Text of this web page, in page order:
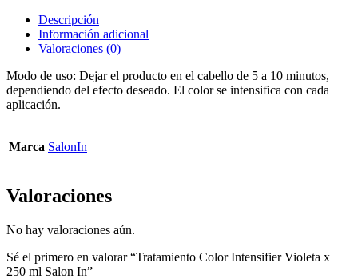
Descripción
Información adicional
Valoraciones (0)
Modo de uso: Dejar el producto en el cabello de 5 a 10 minutos,
dependiendo del efecto deseado. El color se intensifica con cada
aplicación.
Marca SalonIn
Valoraciones
No hay valoraciones aún.
Sé el primero en valorar “Tratamiento Color Intensifier Violeta x
250 ml Salon In”